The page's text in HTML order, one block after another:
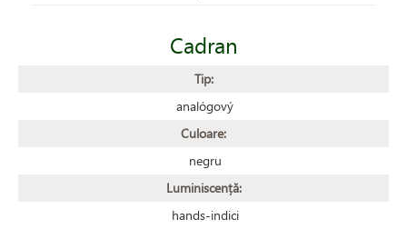
Cadran
Tip:
analógový
Culoare:
negru
Luminiscență:
hands-indici